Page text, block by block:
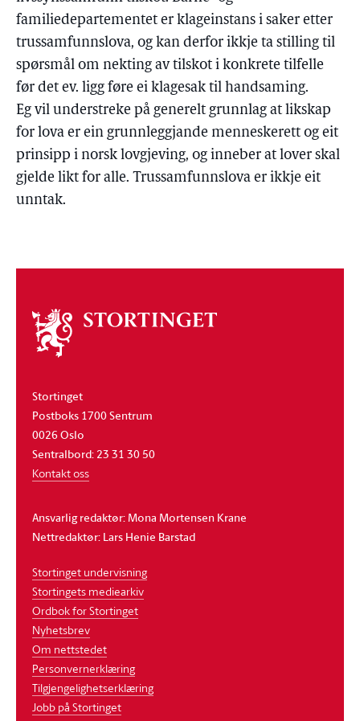
familiedepartementet er klageinstans i saker etter
trussamfunnslova, og kan derfor ikkje ta stilling til
spørsmål om nekting av tilskot i konkrete tilfelle
før det ev. ligg føre ei klagesak til handsaming.
Eg vil understreke på generelt grunnlag at likskap
for lova er ein grunnleggjande menneskerett og eit
prinsipp i norsk lovgjeving, og inneber at lover skal
gjelde likt for alle. Trussamfunnslova er ikkje eit
unntak.
Om
stortinget
Stortinget
Postboks 1700 Sentrum
0026 Oslo
Sentralbord: 23 31 30 50
Kontakt oss
Ansvarlig redaktør: Mona Mortensen Krane
Nettredaktør: Lars Henie Barstad
Stortinget undervisning
Stortingets mediearkiv
Ordbok for Stortinget
Nyhetsbrev
Om nettstedet
Personvernerklæring
Tilgjengelighetserklæring
Jobb på Stortinget